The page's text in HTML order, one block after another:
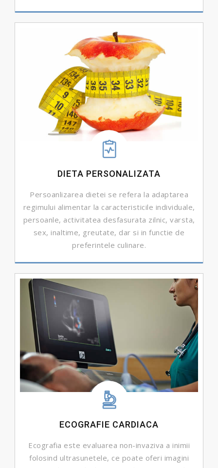
DETALII ...
DIETA PERSONALIZATA
Persoanlizarea dietei se refera la adaptarea
regimului alimentar la caracteristicile individuale,
persoanle, activitatea desfasurata zilnic, varsta,
sex, inaltime, greutate, dar si in functie de
preferintele culinare.
DETALII ...
ECOGRAFIE CARDIACA
Ecografia este evaluarea non-invaziva a inimii
folosind ultrasunetele, ce poate oferi imagini